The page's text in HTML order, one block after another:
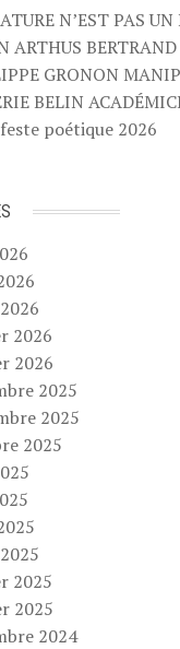
N’EST PAS UN
ARTHUS BERTRAND
GRONON
BELIN
poétique 2026
2026
2026
2025
2025
2025
2025
2025
2024